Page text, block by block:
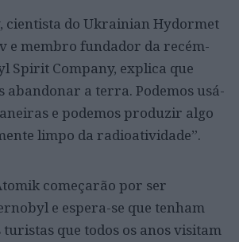
cientista do Ukrainian Hydormet
e membro fundador da recém-
Spirit Company, explica que
abandonar a terra. Podemos usá-
e podemos produzir algo
limpo da radioatividade”.
começarão por ser
e espera-se que tenham
turistas que todos os anos visitam